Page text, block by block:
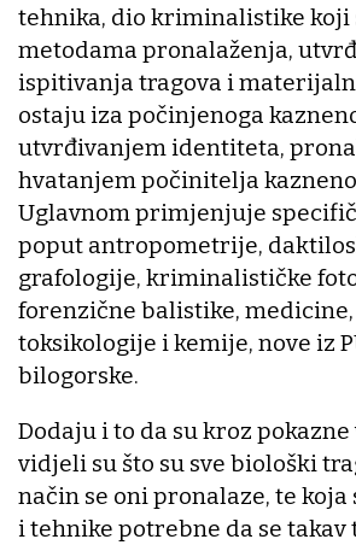
tehnika, dio kriminalistike koji
metodama pronalaženja,
ispitivanja tragova i
ostaju iza počinjenoga
utvrđivanjem identiteta,
hvatanjem počinitelja
Uglavnom primjenjuje
poput antropometrije,
grafologije, kriminalističke
forenzične balistike,
toksikologije i kemije, nove iz
bilogorske.
Dodaju i to da su kroz
vidjeli su što su sve biološki
način se oni pronalaze, te koja
i tehnike potrebne da se takav